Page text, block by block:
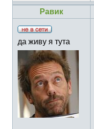
Равик
да живу я тута